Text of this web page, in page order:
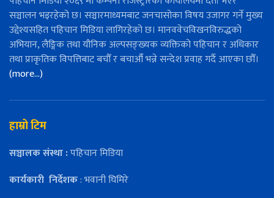
सञ्चालन भइरहेको छ। सञ्चारमाध्यमबाट जनचासोका विषय उजागर गर्ने मुख्य
उद्देश्यसहित पहिचान मिडिया लागिरहेको छ। मानववेचविखनविरुद्धको
अभियान, लैङ्गिक तथा यौनिक अल्पसङ्ख्यक व्यक्तिको पहिचान र अधिकार
तथा प्राकृतिक विपत्तिबाट बचौँ र बचाऔँ भन्ने सन्देश प्रवाह गर्दै आएका छौँ।
(more…)
हाम्रो टिम
सञ्चालक संस्था :पहिचान मिडिया
कार्यकारी निर्देशक: भवानी घिमिरे